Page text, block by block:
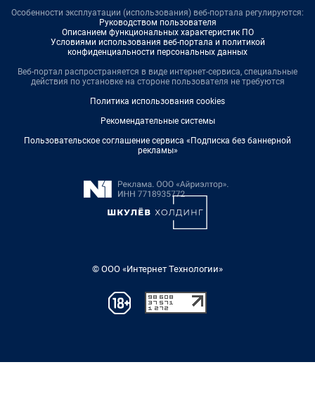
Особенности эксплуатации (использования) веб-портала регулируются:
Руководством пользователя
Описанием функциональных характеристик ПО
Условиями использования веб-портала и политикой
конфиденциальности персональных данных
Веб-портал распространяется в виде интернет-сервиса, специальные
действия по установке на стороне пользователя не требуются
Политика использования cookies
Рекомендательные системы
Пользовательское соглашение сервиса «Подписка без баннерной
рекламы»
© ООО «Интернет Технологии»